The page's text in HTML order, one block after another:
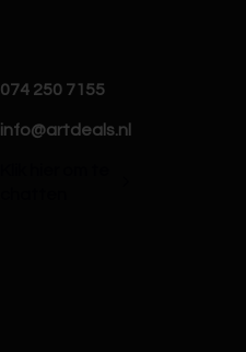
074 250 7155
info@artdeals.nl